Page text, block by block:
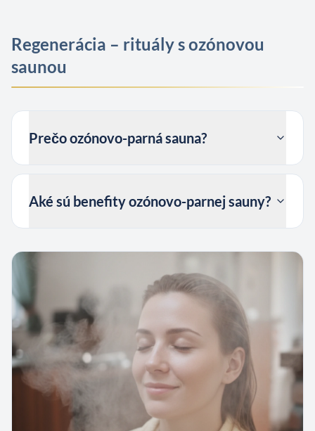
Regenerácia – rituály s ozónovou
saunou
Prečo ozónovo-parná sauna?
Aké sú benefity ozónovo-parnej sauny?